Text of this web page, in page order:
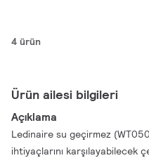
4 ürün
Ürün ailesi bilgileri
Açıklama
Ledinaire su geçirmez
ihtiyaçlarını karşılayabilecek